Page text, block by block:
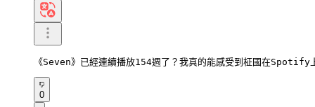
《Seven》已經連續播放154週了？我真的能感受到柾國在Spotify
0